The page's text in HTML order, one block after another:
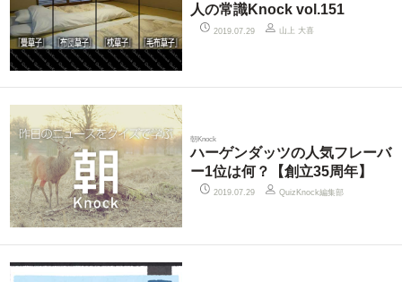
人の常識Knock vol.151
2019.07.29 山上 大喜
朝Knock
ハーゲンダッツの人気フレーバ
ー1位は何？【創立35周年】
2019.07.29 QuizKnock編集部